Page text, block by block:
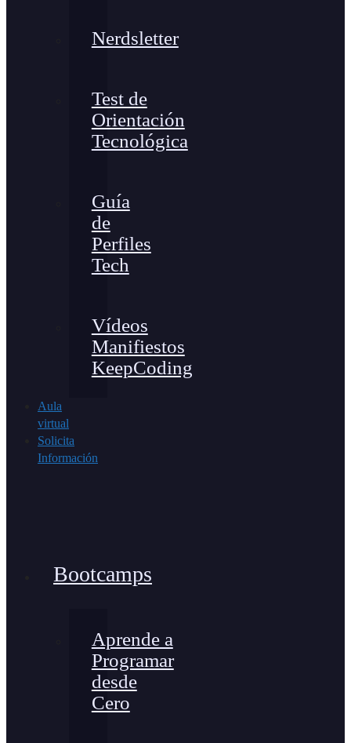
Nerdsletter
Test de
Orientación
Tecnológica
Guía
de
Perfiles
Tech
Vídeos
Manifiestos
KeepCoding
Aula
virtual
Solicita
Información
Bootcamps
Aprende a
Programar
desde
Cero